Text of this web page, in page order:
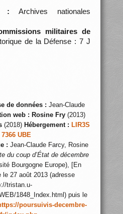
: Archives nationales
militaires de
de la Défense : 7 J
de données : Jean-Claude
web : Rosine Fry(2013)
(2018) Hébergement : LIR3S
7366 UBE
: Jean-Claude Farcy, Rosine
du coup d’État de décembre
Bourgogne Europe), [En
le 27 août 2013 (adresse
tristan.u-
1848_Index.html) puis le
poursuivis-decembre-